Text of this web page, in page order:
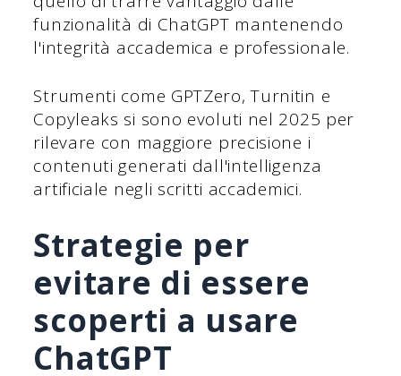
funzionalità di ChatGPT mantenendo
l'integrità accademica e professionale.
Strumenti come GPTZero, Turnitin e
Copyleaks si sono evoluti nel 2025 per
rilevare con maggiore precisione i
contenuti generati dall'intelligenza
artificiale negli scritti accademici.
Strategie per
evitare di essere
scoperti a usare
ChatGPT